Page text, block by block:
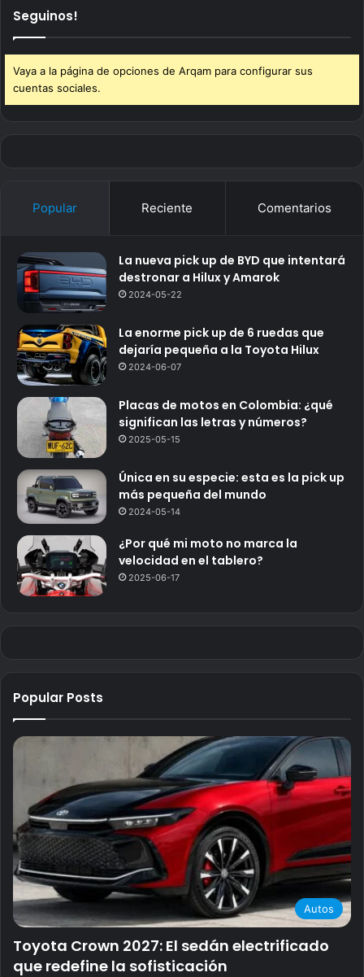
Seguinos!
Vaya a la página de opciones de Arqam para configurar sus
cuentas sociales.
Popular Reciente Comentarios
La nueva pick up de BYD que intentará
destronar a Hilux y Amarok
2024-05-22
La enorme pick up de 6 ruedas que
dejaría pequeña a la Toyota Hilux
2024-06-07
Placas de motos en Colombia: ¿qué
significan las letras y números?
2025-05-15
Única en su especie: esta es la pick up
más pequeña del mundo
2024-05-14
¿Por qué mi moto no marca la
velocidad en el tablero?
2025-06-17
Popular Posts
Autos
Toyota Crown 2027: El sedán electrificado
que redefine la sofisticación